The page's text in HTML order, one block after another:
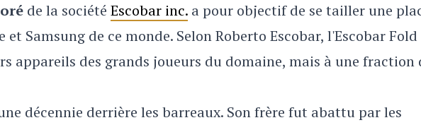
de la société Escobar inc. a pour objectif de se tailler une
Samsung de ce monde. Selon Roberto Escobar, l'Escobar Fold
appareils des grands joueurs du domaine, mais à une fraction
décennie derrière les barreaux. Son frère fut abattu par les